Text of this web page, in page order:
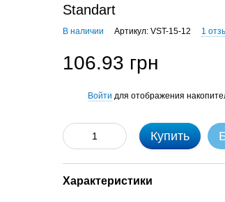
Standart
В наличии Артикул: VST-15-12 1
106.93 грн
Войти для отображения
Купить
Характеристики